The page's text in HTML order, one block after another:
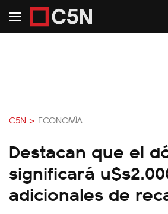
C5N > ECONOMÍA
Destacan que el
significará
adicionales de